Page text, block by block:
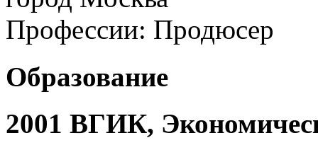
Профессии: Продюсер
Образование
2001 ВГИК,